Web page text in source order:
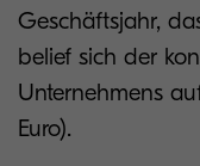
Geschäftsjahr,
belief sich der
Unternehmens
Euro).